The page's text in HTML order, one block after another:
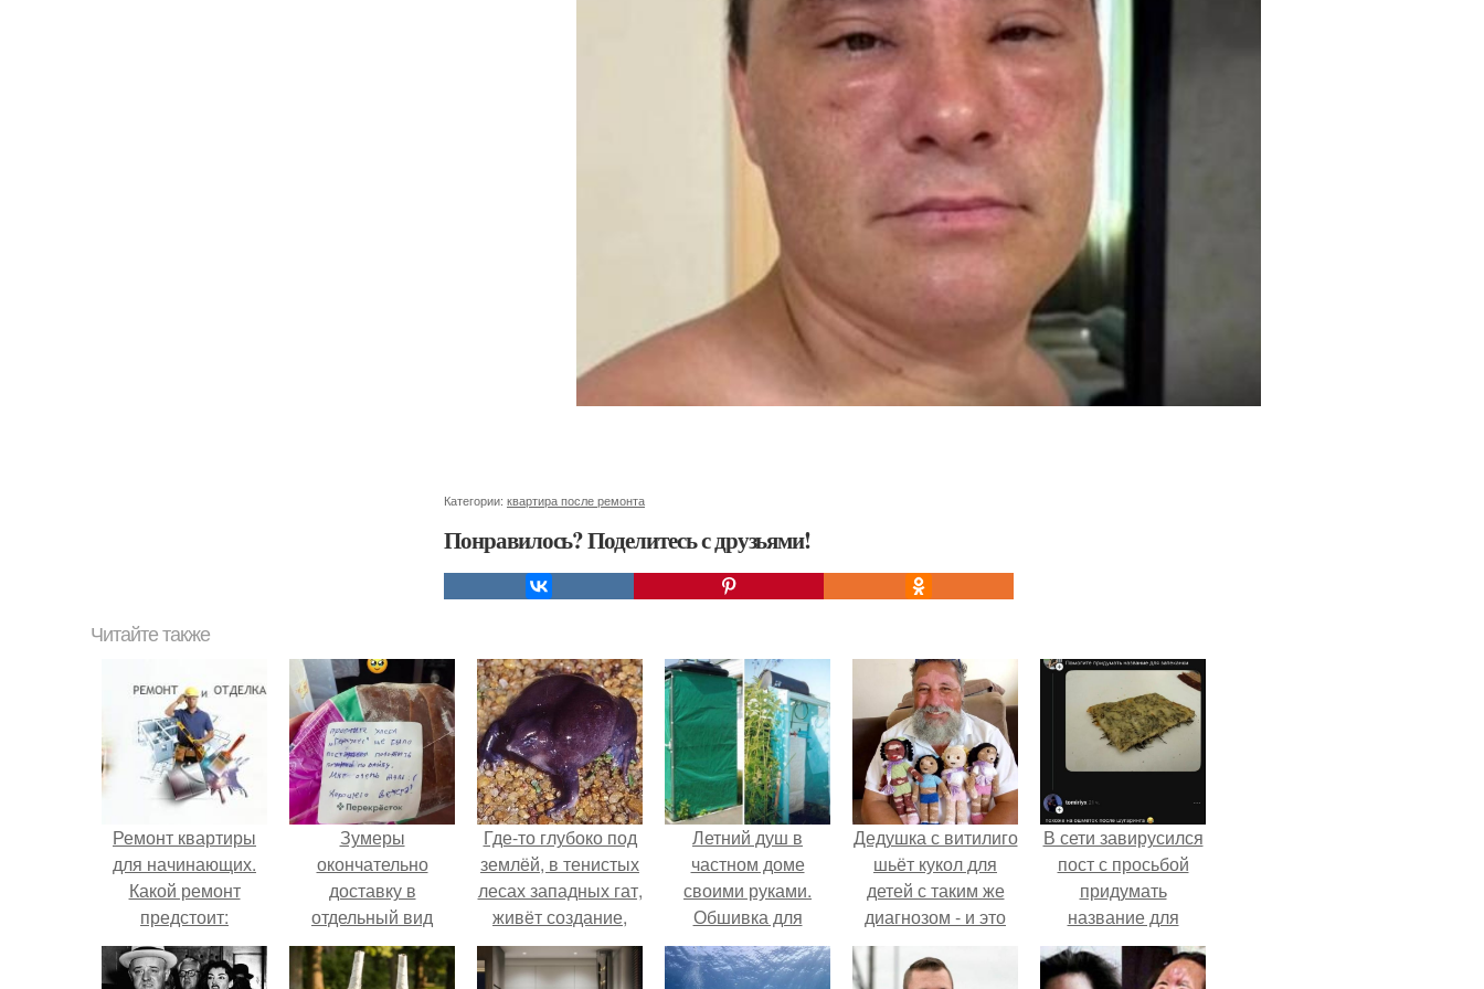
Категории: квартира после ремонта
Понравилось? Поделитесь с друзьями!
Читайте также
Ремонт квартиры
для начинающих.
Какой ремонт
предстоит:
косметический или
капитальный
Зумеры
окончательно
доставку в
отдельный вид
искусства
превратили.
Где-то глубоко под
землёй, в тенистых
лесах западных гат,
живёт создание,
которое почти никто
не видит.
Летний душ в
частном доме
своими руками.
Обшивка для
обтягивания
каркаса
Дедушка с витилиго
шьёт кукол для
детей с таким же
диагнозом - и это
трогает до слёз.
В сети завирусился
пост с просьбой
придумать
название для
домашней
запеканки.